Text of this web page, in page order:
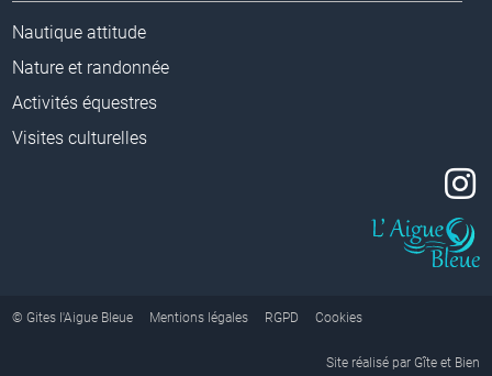
Nautique attitude
Nature et randonnée
Activités équestres
Visites culturelles
© Gites l'Aigue Bleue Mentions légales RGPD Cookies
Site réalisé par Gîte et Bien